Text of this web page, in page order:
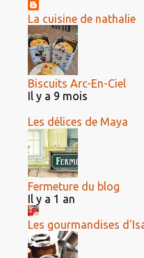
La cuisine de nathalie
Biscuits Arc-En-Ciel
Il y a 9 mois
Les délices de Maya
Fermeture du blog
Il y a 1 an
Les gourmandises